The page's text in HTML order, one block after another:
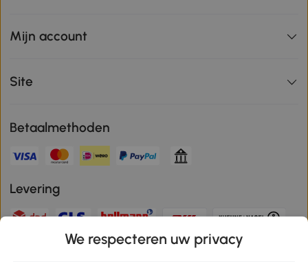
Mijn account
Site
Betaalmethoden
Levering
We respecteren uw privacy